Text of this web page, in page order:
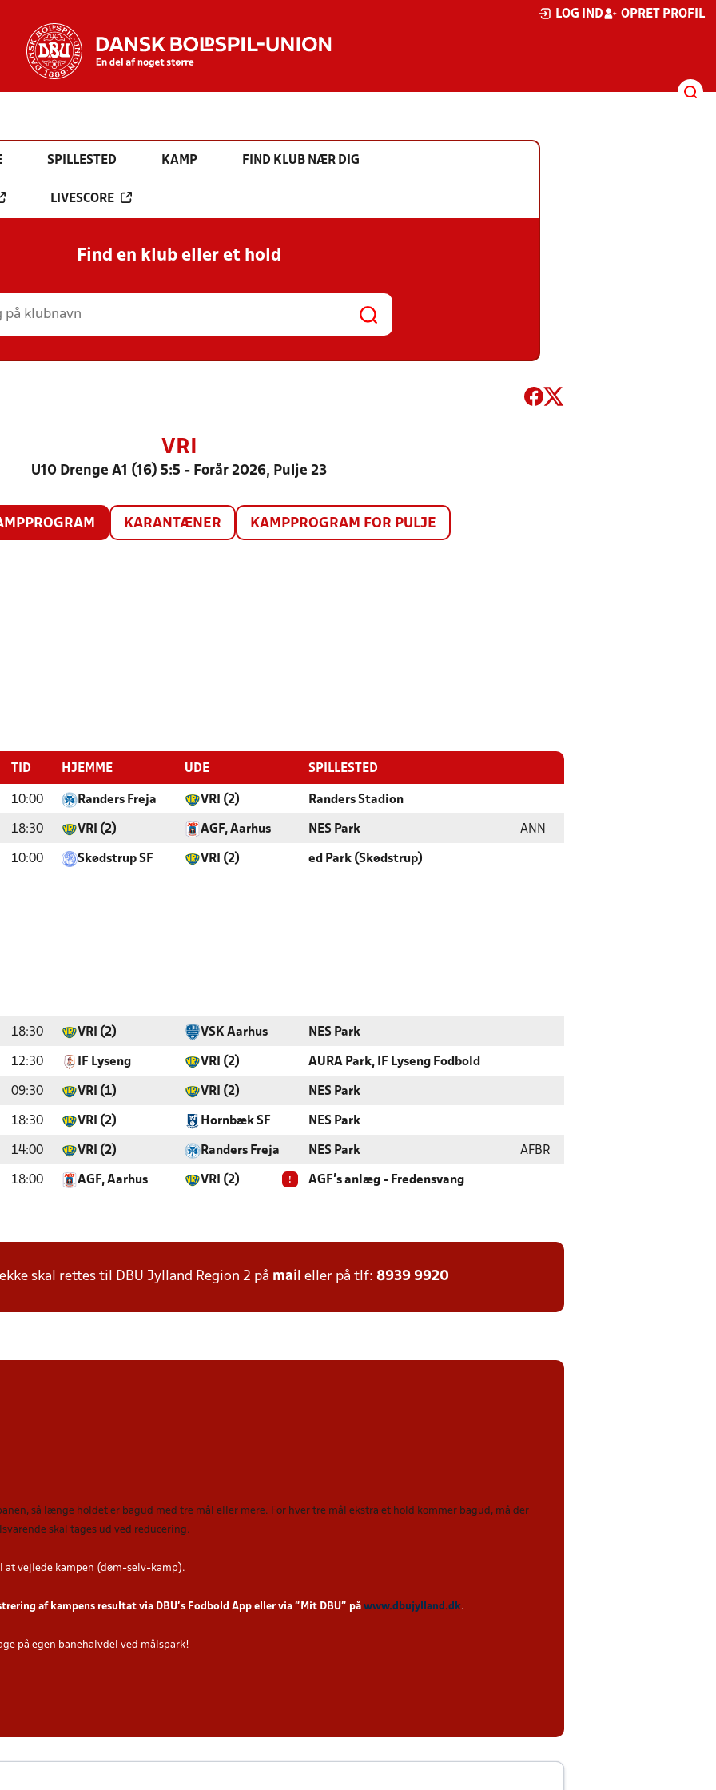
LOG IND OPRET PROFIL
SPILLESTED KAMP FIND KLUB NÆR DIG
LIVESCORE
Find en klub eller et hold
VRI
U10 Drenge A1 (16) 5:5 - Forår 2026, Pulje 23
KARANTÆNER KAMPPROGRAM FOR PULJE
TID HJEMME UDE SPILLESTED
10:00 Randers Freja VRI (2) Randers Stadion
18:30 VRI (2) AGF, Aarhus NES Park ANN
10:00 Skødstrup SF VRI (2) ed Park (Skødstrup)
18:30 VRI (2) VSK Aarhus NES Park
12:30 IF Lyseng VRI (2) AURA Park, IF Lyseng Fodbold
09:30 VRI (1) VRI (2) NES Park
18:30 VRI (2) Hornbæk SF NES Park
14:00 VRI (2) Randers Freja NES Park AFBR
18:00 AGF, Aarhus VRI (2) ! AGF's anlæg - Fredensvang
skal rettes til DBU Jylland Region 2 på mail eller på tlf: 8939 9920
så længe holdet er bagud med tre mål eller mere. For hver tre mål ekstra et hold kommer bagud, må der
skal tages ud ved reducering.
vejlede kampen (døm-selv-kamp).
af kampens resultat via DBU’s Fodbold App eller via ”Mit DBU” på www.dbujylland.dk.
på egen banehalvdel ved målspark!